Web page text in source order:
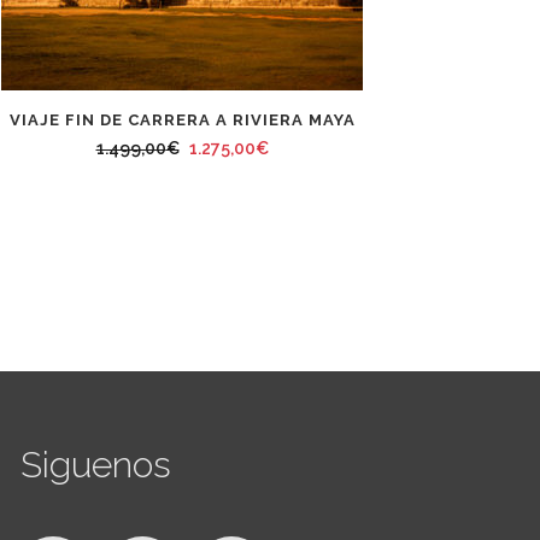
VIAJE FIN DE CARRERA A RIVIERA MAYA
1.499,00€ El
1.275,00€El
Siguenos